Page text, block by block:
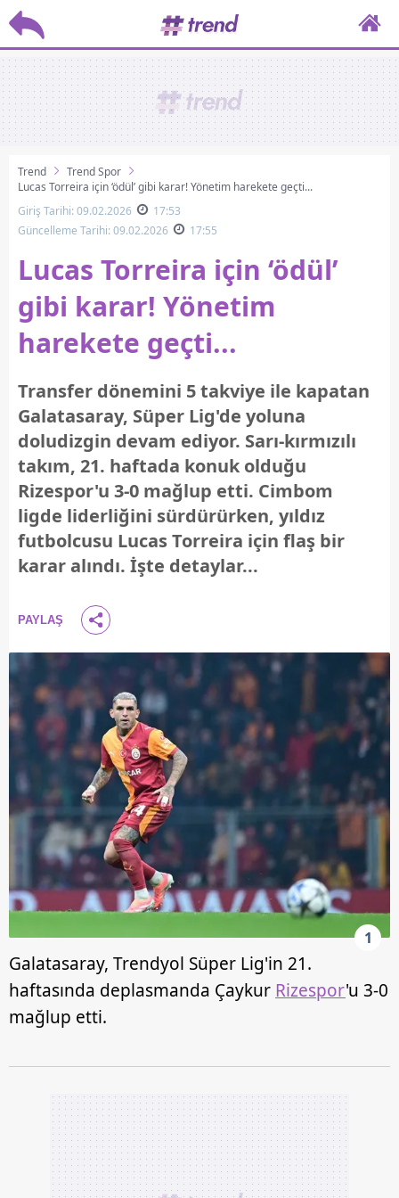
Trend
Trend Spor
Lucas Torreira için ‘ödül’ gibi karar! Yönetim harekete geçti...
Giriş Tarihi: 09.02.2026
17:53
Güncelleme Tarihi: 09.02.2026
17:55
Lucas Torreira için ‘ödül’
gibi karar! Yönetim
harekete geçti...
Transfer dönemini 5 takviye ile kapatan
Galatasaray, Süper Lig'de yoluna
doludizgin devam ediyor. Sarı-kırmızılı
takım, 21. haftada konuk olduğu
Rizespor'u 3-0 mağlup etti. Cimbom
ligde liderliğini sürdürürken, yıldız
futbolcusu Lucas Torreira için flaş bir
karar alındı. İşte detaylar...
PAYLAŞ
1
Galatasaray, Trendyol Süper Lig'in 21.
haftasında deplasmanda Çaykur Rizespor'u 3-0
mağlup etti.